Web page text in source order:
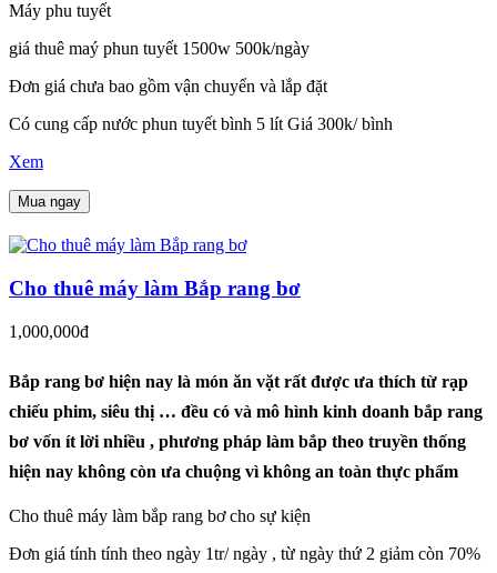
Máy phu tuyết
giá thuê maý phun tuyết 1500w 500k/ngày
Đơn giá chưa bao gồm vận chuyển và lắp đặt
Có cung cấp nước phun tuyết bình 5 lít Giá 300k/ bình
Xem
Mua ngay
Cho thuê máy làm Bắp rang bơ
1,000,000đ
Bắp rang bơ hiện nay là món ăn vặt rất được ưa thích từ rạp
chiếu phim, siêu thị … đều có và mô hình kinh doanh bắp rang
bơ vốn ít lời nhiều , phương pháp làm bắp theo truyền thống
hiện nay không còn ưa chuộng vì không an toàn thực phẩm
Cho thuê máy làm bắp rang bơ cho sự kiện
Đơn giá tính tính theo ngày 1tr/ ngày , từ ngày thứ 2 giảm còn 70%